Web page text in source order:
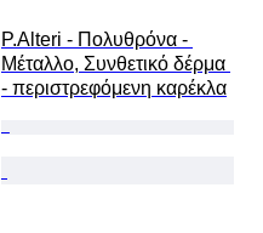
P.Alteri - Πολυθρόνα -
Μέταλλο, Συνθετικό δέρμα
- περιστρεφόμενη καρέκλα